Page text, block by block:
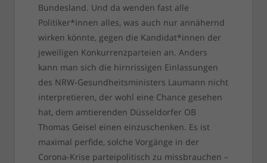
Bundesland. Und da wenden fast alle
Politiker*innen alles, was auch nur annähernd
wirken könnte, gegen die Kandidat*innen der
jeweiligen Konkurrenzparteien an. Anders
kann man sich die hirnrissigen Einlassungen
des NRW-Gesundheitsministers Laumann nicht
interpretieren, der wohl eine Chance gesehen
hat, dem amtierenden Düsseldorfer OB
Thomas Geisel einen einzuschenken. Es ist
maximal perfide, solche Vorgänge in der
Corona-Krise parteipolitisch zu missbrauchen –